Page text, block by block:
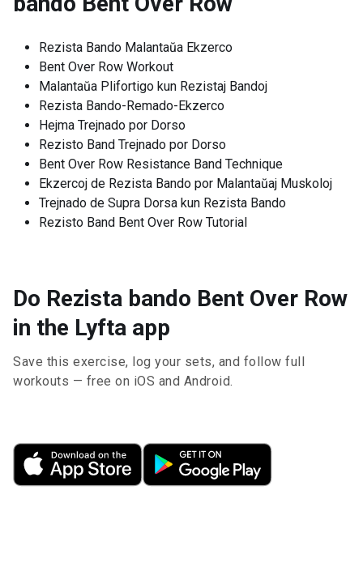
Rezista Bando Malantaŭa Ekzerco
Bent Over Row Workout
Malantaŭa Plifortigo kun Rezistaj Bandoj
Rezista Bando-Remado-Ekzerco
Hejma Trejnado por Dorso
Rezisto Band Trejnado por Dorso
Bent Over Row Resistance Band Technique
Ekzercoj de Rezista Bando por Malantaŭaj Muskoloj
Trejnado de Supra Dorsa kun Rezista Bando
Rezisto Band Bent Over Row Tutorial
Do Rezista bando Bent Over Row
in the Lyfta app
Save this exercise, log your sets, and follow full
workouts — free on iOS and Android.